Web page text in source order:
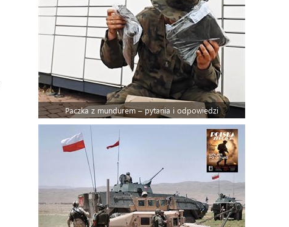
Paczka z mundurem – pytania i odpowiedzi